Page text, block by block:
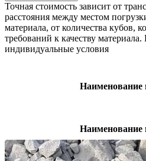
Точная стоимость зависит от
расстояния между местом
материала, от количества кубов,
требований к качеству
индивидуальные условия
Наименование
Наименование